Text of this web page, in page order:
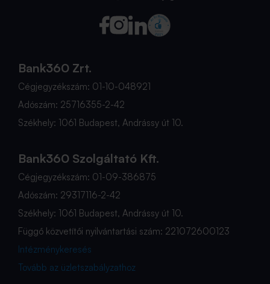
Bank360 Zrt.
Cégjegyzékszám: 01-10-048921
Adószám: 25716355-2-42
Székhely: 1061 Budapest, Andrássy út 10.
Bank360 Szolgáltató Kft.
Cégjegyzékszám: 01-09-386875
Adószám: 29317116-2-42
Székhely: 1061 Budapest, Andrássy út 10.
Függő közvetítői nyilvántartási szám: 221072600123
Intézménykeresés
Tovább az üzletszabályzathoz